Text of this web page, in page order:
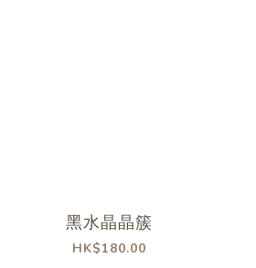
黑水晶晶簇
HK$180.00